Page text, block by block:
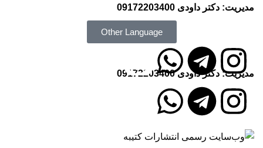
مدیریت: دکتر داودی 09172203400
Other Language
مدیریت: دکتر داودی09172203400
انتشارات کتیبه نوین